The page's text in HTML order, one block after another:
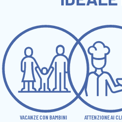
VACANZE CON BAMBINI
ATTENZIONE AI